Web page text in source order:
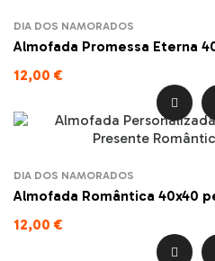
DIA DOS NAMORADOS
Almofada Promessa Eterna
12,00 €

DIA DOS NAMORADOS
Almofada Romântica 40x40
12,00 €
